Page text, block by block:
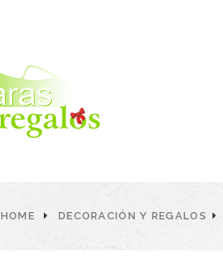
HOME DECORACIÓN Y REGALOS